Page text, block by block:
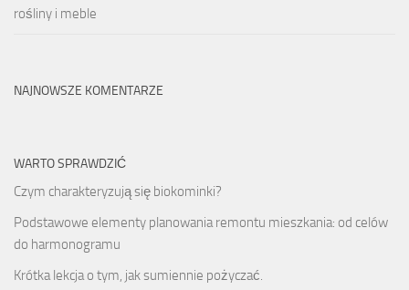
rośliny i meble
NAJNOWSZE KOMENTARZE
WARTO SPRAWDZIĆ
Czym charakteryzują się biokominki?
Podstawowe elementy planowania remontu mieszkania: od celów
do harmonogramu
Krótka lekcja o tym, jak sumiennie pożyczać.